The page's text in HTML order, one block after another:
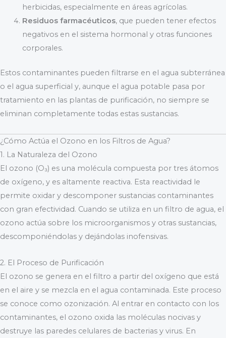
herbicidas, especialmente en áreas agrícolas.
Residuos farmacéuticos, que pueden tener efectos
negativos en el sistema hormonal y otras funciones
corporales.
Estos contaminantes pueden filtrarse en el agua subterránea
o el agua superficial y, aunque el agua potable pasa por
tratamiento en las plantas de purificación, no siempre se
eliminan completamente todas estas sustancias.
¿Cómo Actúa el Ozono en los Filtros de Agua?
1. La Naturaleza del Ozono
El ozono (O₃) es una molécula compuesta por tres átomos
de oxígeno, y es altamente reactiva. Esta reactividad le
permite oxidar y descomponer sustancias contaminantes
con gran efectividad. Cuando se utiliza en un filtro de agua, el
ozono actúa sobre los microorganismos y otras sustancias,
descomponiéndolas y dejándolas inofensivas.
2. El Proceso de Purificación
El ozono se genera en el filtro a partir del oxígeno que está
en el aire y se mezcla en el agua contaminada. Este proceso
se conoce como ozonización. Al entrar en contacto con los
contaminantes, el ozono oxida las moléculas nocivas y
destruye las paredes celulares de bacterias y virus. En